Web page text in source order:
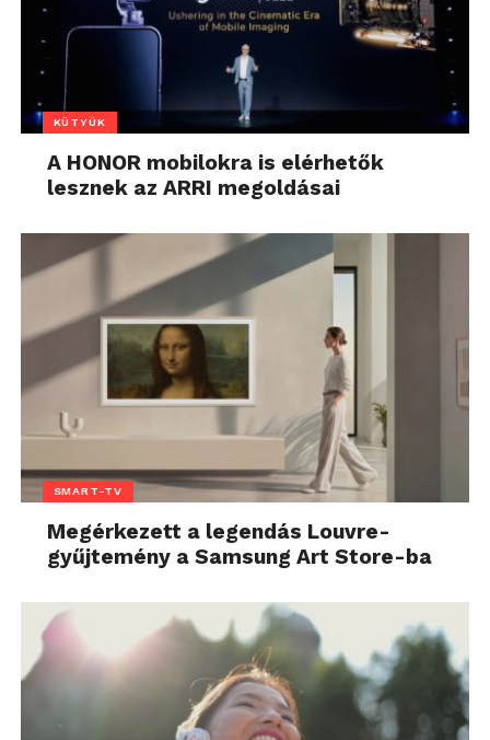
KÜTYÜK
A HONOR mobilokra is elérhetők
lesznek az ARRI megoldásai
SMART-TV
Megérkezett a legendás Louvre-
gyűjtemény a Samsung Art Store-ba